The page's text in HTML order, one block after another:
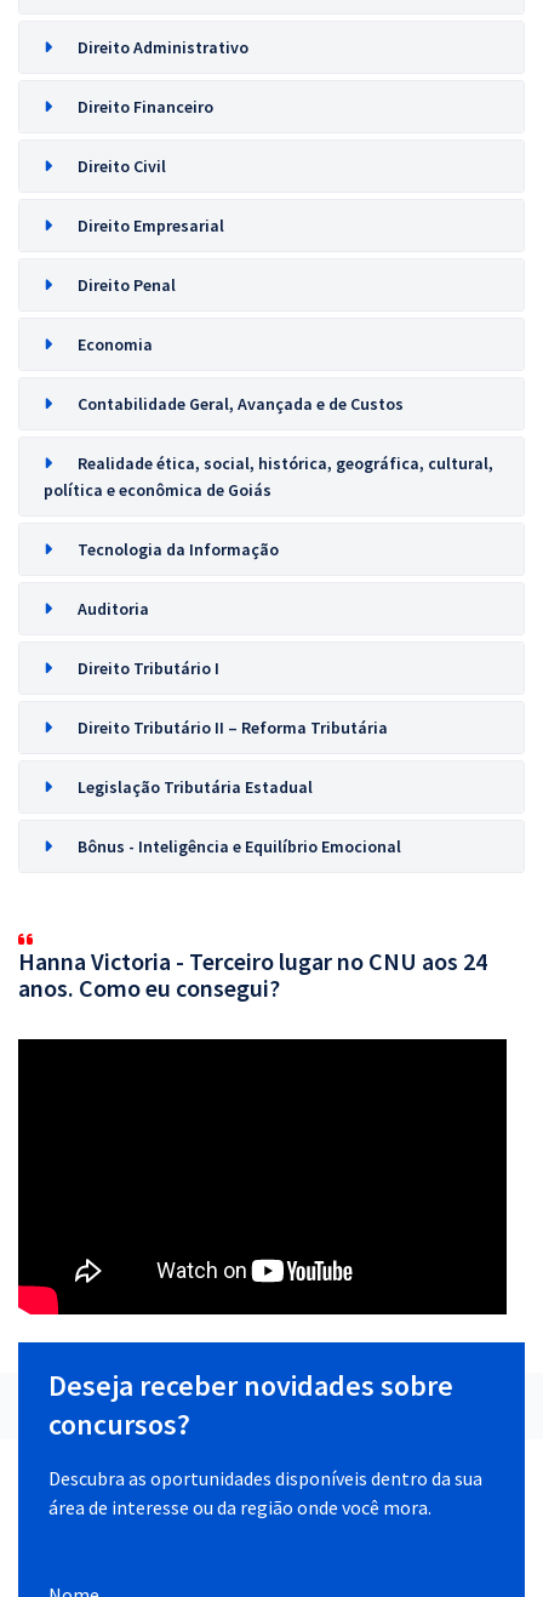
Direito Administrativo
Direito Financeiro
Direito Civil
Direito Empresarial
Direito Penal
Economia
Contabilidade Geral, Avançada e de Custos
Realidade ética, social, histórica, geográfica, cultural,
política e econômica de Goiás
Tecnologia da Informação
Auditoria
Direito Tributário I
Direito Tributário II – Reforma Tributária
Legislação Tributária Estadual
Bônus - Inteligência e Equilíbrio Emocional
Hanna Victoria - Terceiro lugar no CNU aos 24
anos. Como eu consegui?
Deseja receber novidades sobre
concursos?
Descubra as oportunidades disponíveis dentro da sua
área de interesse ou da região onde você mora.